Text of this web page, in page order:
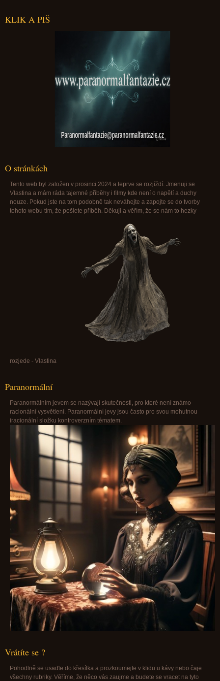
KLIK A PIŠ
Paranormalfantazie@paranormalfantazie.cz
O stránkách
Tento web byl založen v prosinci 2024 a teprve se rozjíždí. Jmenuji se
Vlastina a mám ráda tajemné příběhy i filmy kde není o napětí a duchy
nouze. Pokud jste na tom podobně tak neváhejte a zapojte se do tvorby
tohoto webu tím, že pošlete příběh. Děkuji a věřím, že se nám to hezky
rozjede - Vlastina
Paranormální
Paranormálním jevem se nazývají skutečnosti, pro které není známo
racionální vysvětlení. Paranormální jevy jsou často pro svou mohutnou
iracionální složku kontroverzním tématem.
Vrátíte se ?
Pohodlně se usaďte do křesílka a prozkoumejte v klidu u kávy nebo čaje
všechny rubriky. Věříme, že něco vás zaujme a budete se vracet na tyto